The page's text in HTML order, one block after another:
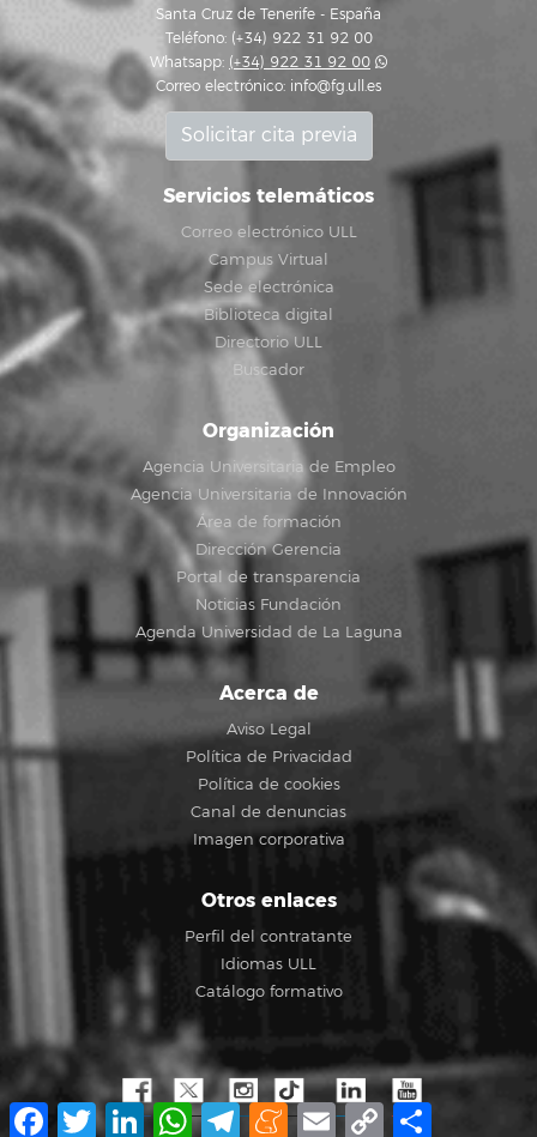
Santa Cruz de Tenerife - España
Teléfono: (+34) 922 31 92 00
Whatsapp: (+34) 922 31 92 00
Correo electrónico: info@fg.ull.es
Solicitar cita previa
Servicios telemáticos
Correo electrónico ULL
Campus Virtual
Sede electrónica
Biblioteca digital
Directorio ULL
Buscador
Organización
Agencia Universitaria de Empleo
Agencia Universitaria de Innovación
Área de formación
Dirección Gerencia
Portal de transparencia
Noticias Fundación
Agenda Universidad de La Laguna
Acerca de
Aviso Legal
Política de Privacidad
Política de cookies
Canal de denuncias
Imagen corporativa
Otros enlaces
Perfil del contratante
Idiomas ULL
Catálogo formativo
Facebook
TwitterLinkedInWhatsApp
TelegramMeneame
Email Copy
Link